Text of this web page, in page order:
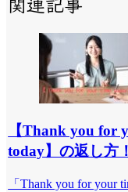
【Thank you for
today】の返し方！
「Thank you for your